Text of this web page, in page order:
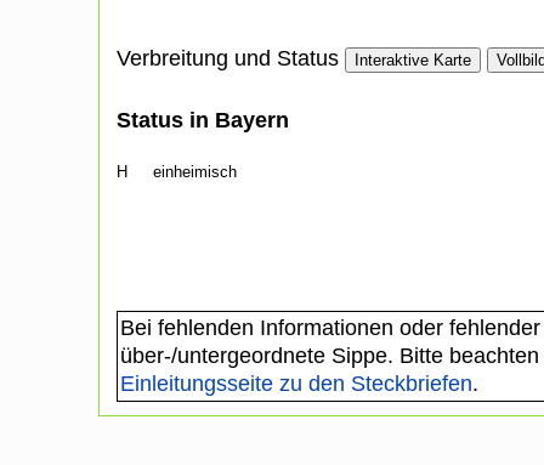
Verbreitung und Status Interaktive Karte
Status in Bayern
H einheimisch
Bei fehlenden Informationen oder
über-/untergeordnete Sippe. Bitte
Einleitungsseite zu den Steckbriefen.